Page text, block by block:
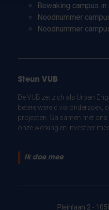
Bewaking campus
Noodnummer
Noodnummer
Steun VUB
De VUB zet zich als Urban
betere wereld via onderzoek,
projecten. Ga samen met
onze werking en investeer
Ik doe mee
Pleinlaan 2 -